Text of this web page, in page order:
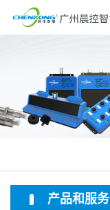
产品和服务